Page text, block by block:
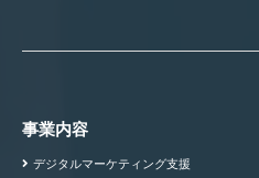
事業内容
デジタルマーケティング支援